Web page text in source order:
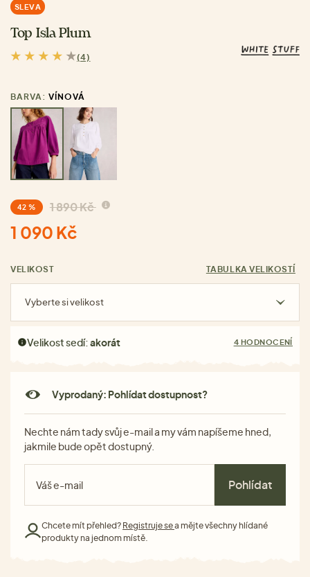
SLEVA
Top Isla Plum
(4)
BARVA: VÍNOVÁ
42 % 1 890 Kč
1 090 Kč
VELIKOST TABULKA VELIKOSTÍ
Vyberte si velikost
Velikost sedí:akorát 4 HODNOCENÍ
Vyprodaný: Pohlídat dostupnost?
Nechte nám tady svůj e-mail a my vám napíšeme hned,
jakmile bude opět dostupný.
Pohlídat
Chcete mít přehled? Registruje sea mějte všechny hlídané
produkty na jednom místě.